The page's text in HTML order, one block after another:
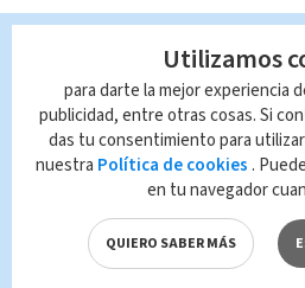
TAGS
atropello En alerta
Noticias Telediario
parcial del contenido
que es propiedad de
Utilizamos
para darte la mejor experiencia
publicidad, entre otras cosas. Si
das tu consentimiento para
nuestra Política de cookies .
en tu navegador
QUIERO SABER MÁS